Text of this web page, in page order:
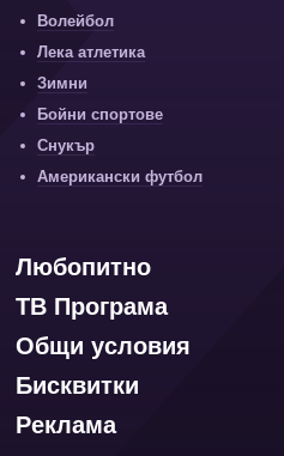
Волейбол
Лека атлетика
Зимни
Бойни спортове
Снукър
Американски футбол
Любопитно
ТВ Програма
Общи условия
Бисквитки
Реклама